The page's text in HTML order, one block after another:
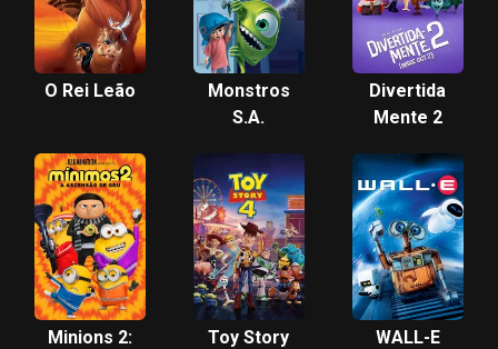
O Rei Leão
Monstros
S.A.
Divertida
Mente 2
Minions 2:
Toy Story
WALL-E